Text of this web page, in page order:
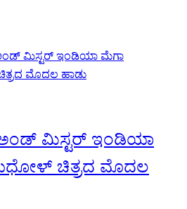
ಅಂಡ್ ಮಿಸ್ಟರ್ ಇಂಡಿಯಾ
ಚಿತ್ರದ ಮೊದಲ